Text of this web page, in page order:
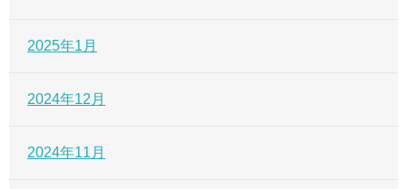
2025年1月
2024年12月
2024年11月